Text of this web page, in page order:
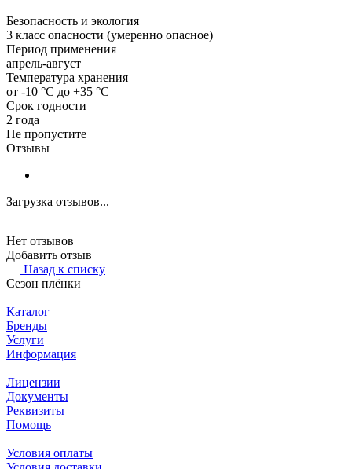
Безопасность и экология
3 класс опасности (умеренно опасное)
Период применения
апрель-август
Температура хранения
от -10 °C до +35 °C
Срок годности
2 года
Не пропустите
Отзывы
Загрузка отзывов...
Нет отзывов
Добавить отзыв
Назад к списку
Сезон плёнки
Каталог
Бренды
Услуги
Информация
Лицензии
Документы
Реквизиты
Помощь
Условия оплаты